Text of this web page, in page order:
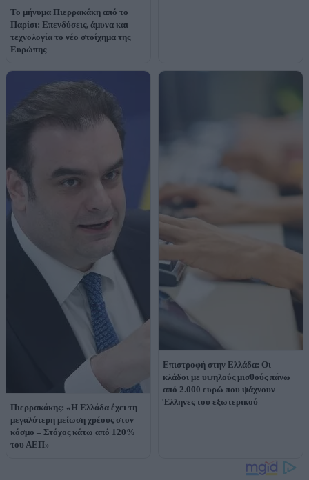
Το μήνυμα Πιερρακάκη από το
Παρίσι: Επενδύσεις, άμυνα και
τεχνολογία το νέο στοίχημα της
Ευρώπης
Πιερρακάκης: «Η Ελλάδα έχει τη
μεγαλύτερη μείωση χρέους στον
κόσμο – Στόχος κάτω από 120%
του ΑΕΠ»
Επιστροφή στην Ελλάδα: Οι
κλάδοι με υψηλούς μισθούς πάνω
από 2.000 ευρώ που ψάχνουν
Έλληνες του εξωτερικού